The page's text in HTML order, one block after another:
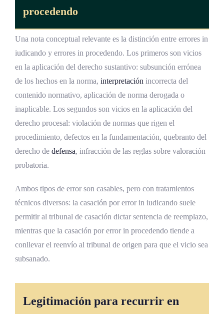
procedendo
Una nota conceptual relevante es la distinción entre errores in
iudicando y errores in procedendo. Los primeros son vicios
en la aplicación del derecho sustantivo: subsunción errónea
de los hechos en la norma, interpretación incorrecta del
contenido normativo, aplicación de norma derogada o
inaplicable. Los segundos son vicios en la aplicación del
derecho procesal: violación de normas que rigen el
procedimiento, defectos en la fundamentación, quebranto del
derecho de defensa, infracción de las reglas sobre valoración
probatoria.
Ambos tipos de error son casables, pero con tratamientos
técnicos diversos: la casación por error in iudicando suele
permitir al tribunal de casación dictar sentencia de reemplazo,
mientras que la casación por error in procedendo tiende a
conllevar el reenvío al tribunal de origen para que el vicio sea
subsanado.
Legitimación para recurrir en